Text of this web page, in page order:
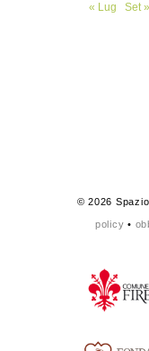
« Lug
Set »
© 2026
policy •